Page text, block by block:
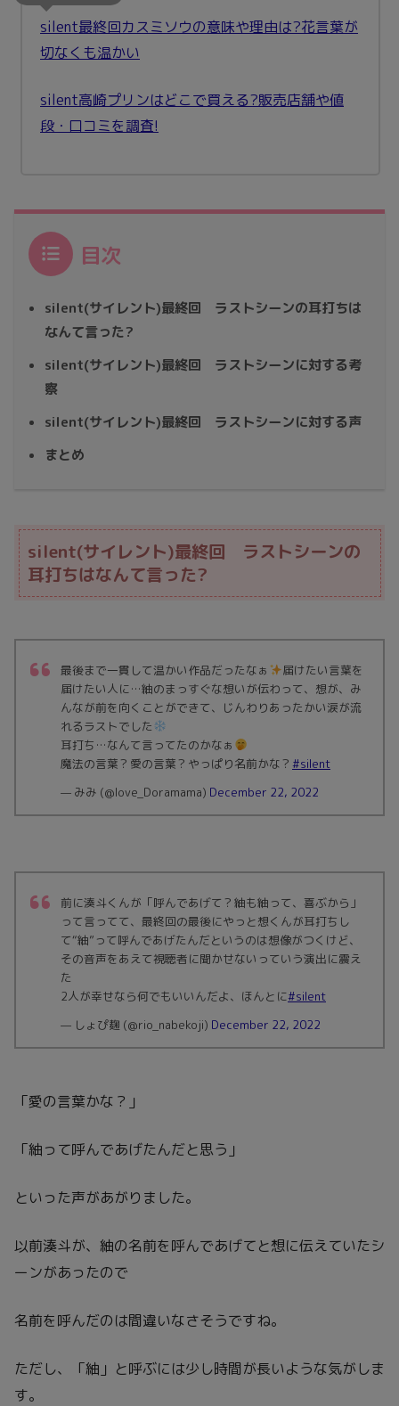
silent最終回カスミソウの意味や理由は?花言葉が
切なくも温かい
silent高崎プリンはどこで買える?販売店舗や値
段・口コミを調査!
目次
silent(サイレント)最終回 ラストシーンの耳打ちは
なんて言った?
silent(サイレント)最終回 ラストシーンに対する考
察
silent(サイレント)最終回 ラストシーンに対する声
まとめ
silent(サイレント)最終回 ラストシーンの
耳打ちはなんて言った?
最後まで一貫して温かい作品だったなぁ
届けたい言葉を
届けたい人に…紬のまっすぐな想いが伝わって、想が、み
んなが前を向くことができて、じんわりあったかい涙が流
れるラストでした
耳打ち…なんて言ってたのかなぁ
魔法の言葉？愛の言葉？やっぱり名前かな？ #silent
— みみ (@love_Doramama) December 22, 2022
前に湊斗くんが「呼んであげて？紬も紬って、喜ぶから」
って言ってて、最終回の最後にやっと想くんが耳打ちし
て“紬”って呼んであげたんだというのは想像がつくけど、
その音声をあえて視聴者に聞かせないっていう演出に震え
た
2人が幸せなら何でもいいんだよ、ほんとに#silent
— しょぴ麹 (@rio_nabekoji) December 22, 2022
「愛の言葉かな？」
「紬って呼んであげたんだと思う」
といった声があがりました。
以前湊斗が、紬の名前を呼んであげてと想に伝えていたシ
ーンがあったので
名前を呼んだのは間違いなさそうですね。
ただし、「紬」と呼ぶには少し時間が長いような気がしま
す。